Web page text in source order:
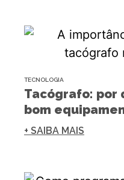
TECNOLOGIA
Tacógrafo: por
bom
+ SAIBA MAIS